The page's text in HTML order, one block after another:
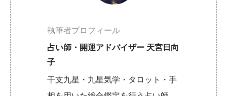
執筆者プロフィール
占い師・開運アドバイザー 天宮日向
子
干支九星・九星気学・タロット・手